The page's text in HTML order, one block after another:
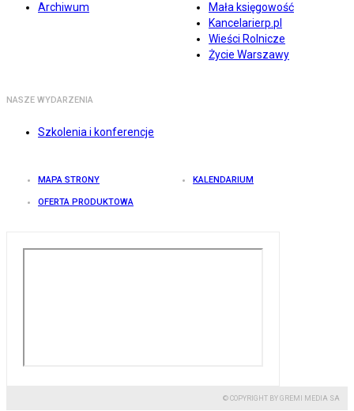
Archiwum
Mała księgowość
Kancelarierp.pl
Wieści Rolnicze
Życie Warszawy
NASZE WYDARZENIA
Szkolenia i konferencje
MAPA STRONY KALENDARIUM
OFERTA PRODUKTOWA
© COPYRIGHT BY GREMI MEDIA SA